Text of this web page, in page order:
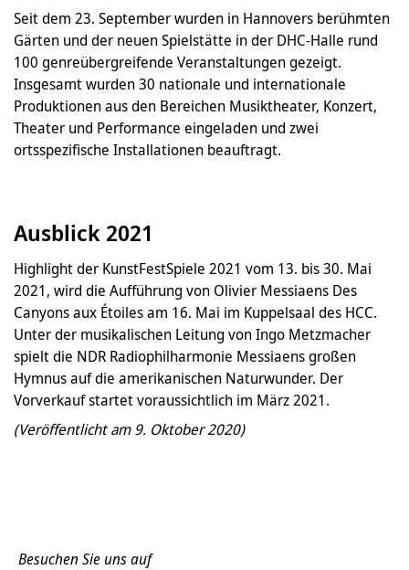
Seit dem 23. September wurden in Hannovers berühmten
Gärten und der neuen Spielstätte in der DHC-Halle rund
100 genreübergreifende Veranstaltungen gezeigt.
Insgesamt wurden 30 nationale und internationale
Produktionen aus den Bereichen Musiktheater, Konzert,
Theater und Performance eingeladen und zwei
ortsspezifische Installationen beauftragt.
Ausblick 2021
Highlight der KunstFestSpiele 2021 vom 13. bis 30. Mai
2021, wird die Aufführung von Olivier Messiaens Des
Canyons aux Étoiles am 16. Mai im Kuppelsaal des HCC.
Unter der musikalischen Leitung von Ingo Metzmacher
spielt die NDR Radiophilharmonie Messiaens großen
Hymnus auf die amerikanischen Naturwunder. Der
Vorverkauf startet voraussichtlich im März 2021.
(Veröffentlicht am 9. Oktober 2020)
Besuchen Sie uns auf